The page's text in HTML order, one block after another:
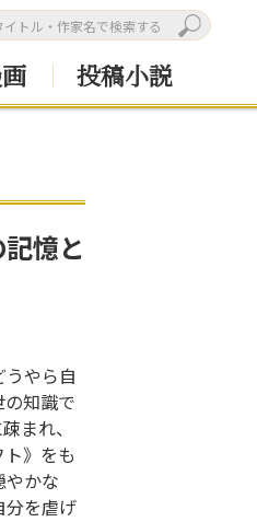
投稿小説
憶と
やら自
知識で
まれ、
》をも
やかな
分を虐げ